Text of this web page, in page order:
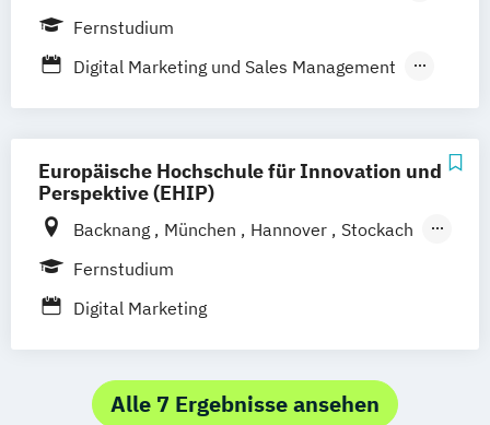
Dortmund
Hamburg Hannover
Kaiserslautern/Kusel Kiel Leipzig
Ludwigshafen/Diez München Nürnberg
Online-Fernstudium Regensburg Stade
Stuttgart Köln
Offenbach bei Frankfurt am Main
Schwarzheide/Oberspreewald-Lausitz bei
Fernstudium
Digital Marketing und Sales Management
Europäische Hochschule für Innovation und
Perspektive (EHIP)
Backnang München Hannover
Stockach
Berlin
Köln
Bielefeld Bochum
Dresden Düsseldorf Duisburg Essen
Frankfurt am Main Hamm Karlsruhe
Mannheim
Mönchengladbach Münster
Fernstudium
Digital Marketing
Alle 7 Ergebnisse ansehen